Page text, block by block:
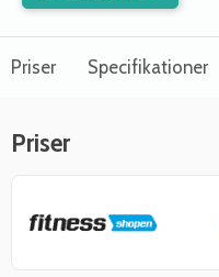
Priser Specifikationer
Priser